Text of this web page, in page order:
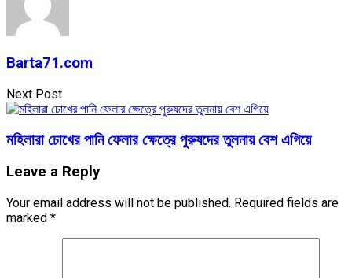
Barta71.com
Next Post
মহিলারা চোখের পানি ফেলার ক্ষেত্রে পুরুষদের তুলনায় বেশ এগিয়ে
Leave a Reply
Your email address will not be published. Required fields are
marked *